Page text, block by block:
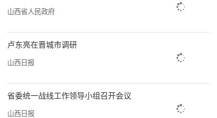
山西省人民政府
卢东亮在晋城市调研
山西日报
省委统一战线工作领导小组召开会议
山西日报